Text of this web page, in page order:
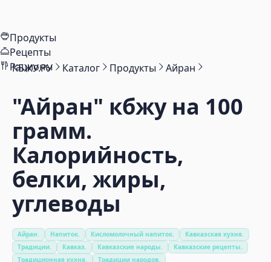
Продукты
Рецепты
Рационы
КБЖУ.РУ Каталог Продукты Айран
"Айран" кбжу на 100
грамм.
Калорийность,
белки, жиры,
углеводы
Айран. Напиток. Кисломолочный напиток.
Кавказская кухня.
Традиции.
Кавказ. Кавказские народы.
Кавказские рецепты.
Традиционная кухня.
Традиции народов.